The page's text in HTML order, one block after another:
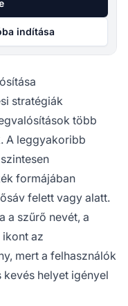
indítása
stratégiák
több
A leggyakoribb
formájában
felett vagy alatt.
a szűrő nevét, a
ikont az
mert a felhasználók
helyet igényel